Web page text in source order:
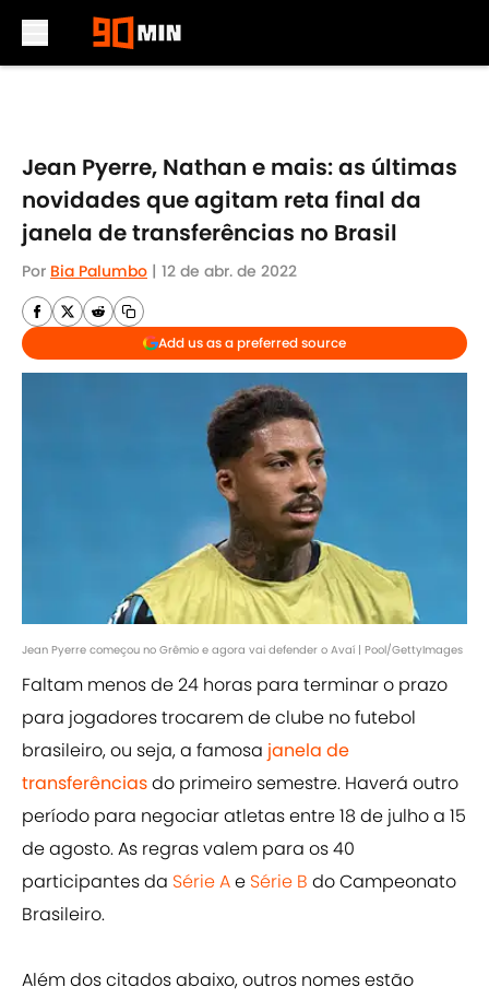
Jean Pyerre, Nathan e mais: as últimas
novidades que agitam reta final da
janela de transferências no Brasil
Por Bia Palumbo | 12 de abr. de 2022
Add us as a preferred source
Jean Pyerre começou no Grêmio e agora vai defender o Avaí | Pool/GettyImages
Faltam menos de 24 horas para terminar o prazo
para jogadores trocarem de clube no futebol
brasileiro, ou seja, a famosa janela de
transferênciasdo primeiro semestre. Haverá outro
período para negociar atletas entre 18 de julho a 15
de agosto. As regras valem para os 40
participantes da Série Ae Série B do Campeonato
Brasileiro.
Além dos citados abaixo, outros nomes estão